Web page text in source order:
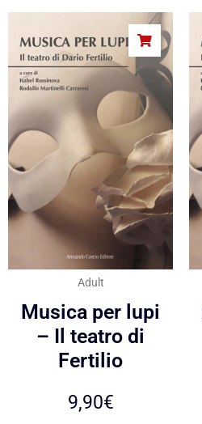
Adult
Musica per lupi
– Il teatro di
Fertilio
9,90€